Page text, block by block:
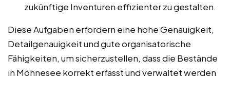
zukünftige Inventuren effizienter zu gestalten.
Diese Aufgaben erfordern eine hohe Genauigkeit,
Detailgenauigkeit und gute organisatorische
Fähigkeiten, um sicherzustellen, dass die Bestände
in Möhnesee korrekt erfasst und verwaltet werden